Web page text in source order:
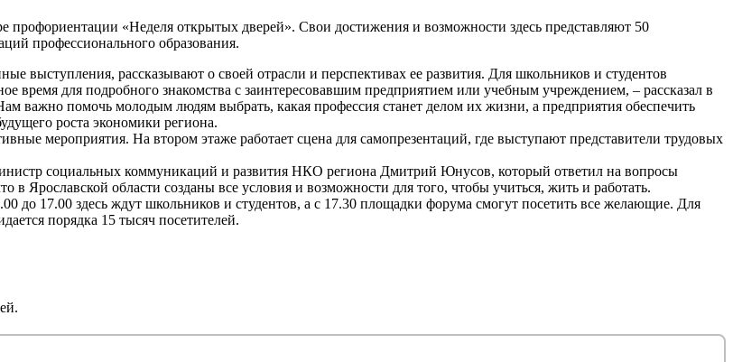
«Неделя открытых дверей». Свои достижения и возможности здесь представляют 50
профессионального образования.
выступления, рассказывают о своей отрасли и перспективах ее развития. Для школьников и студентов
время для подробного знакомства с заинтересовавшим предприятием или учебным учреждением, – рассказал в
важно помочь молодым людям выбрать, какая профессия станет делом их жизни, а предприятия обеспечить
роста экономики региона.
мероприятия. На втором этаже работает сцена для самопрезентаций, где выступают представители трудовых
социальных коммуникаций и развития НКО региона Дмитрий Юнусов, который ответил на вопросы
Ярославской области созданы все условия и возможности для того, чтобы учиться, жить и работать.
17.00 здесь ждут школьников и студентов, а с 17.30 площадки форума смогут посетить все желающие. Для
порядка 15 тысяч посетителей.